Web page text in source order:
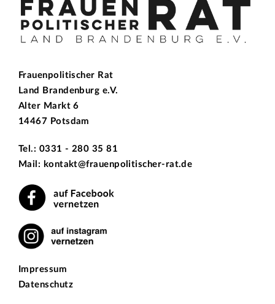
Frauenpolitischer Rat
Land Brandenburg e.V.
Alter Markt 6
14467 Potsdam
Tel.: 0331 - 280 35 81
Mail: kontakt@frauenpolitischer-rat.de
Impressum
Datenschutz